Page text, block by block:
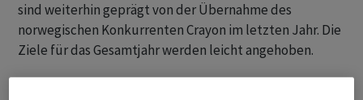
sind weiterhin geprägt von der Übernahme des
norwegischen Konkurrenten Crayon im letzten Jahr. Die
Ziele für das Gesamtjahr werden leicht angehoben.